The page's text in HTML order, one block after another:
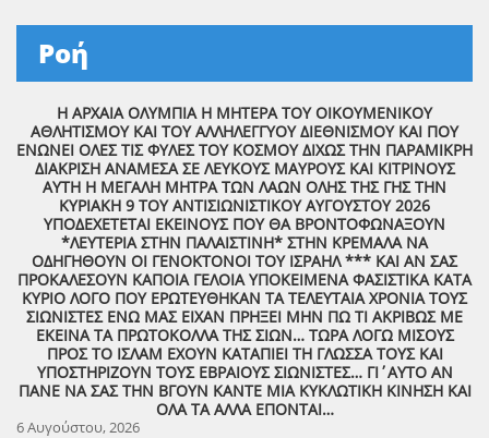
Ροή
Η ΑΡΧΑΙΑ ΟΛΥΜΠΙΑ Η ΜΗΤΕΡΑ ΤΟΥ ΟΙΚΟΥΜΕΝΙΚΟΥ
ΑΘΛΗΤΙΣΜΟΥ ΚΑΙ ΤΟΥ ΑΛΛΗΛΕΓΓΥΟΥ ΔΙΕΘΝΙΣΜΟΥ ΚΑΙ ΠΟΥ
ΕΝΩΝΕΙ ΟΛΕΣ ΤΙΣ ΦΥΛΕΣ ΤΟΥ ΚΟΣΜΟΥ ΔΙΧΩΣ ΤΗΝ ΠΑΡΑΜΙΚΡΗ
ΔΙΑΚΡΙΣΗ ΑΝΑΜΕΣΑ ΣΕ ΛΕΥΚΟΥΣ ΜΑΥΡΟΥΣ ΚΑΙ ΚΙΤΡΙΝΟΥΣ
ΑΥΤΗ Η ΜΕΓΑΛΗ ΜΗΤΡΑ ΤΩΝ ΛΑΩΝ ΟΛΗΣ ΤΗΣ ΓΗΣ ΤΗΝ
ΚΥΡΙΑΚΗ 9 ΤΟΥ ΑΝΤΙΣΙΩΝΙΣΤΙΚΟΥ ΑΥΓΟΥΣΤΟΥ 2026
ΥΠΟΔΕΧΕΤΕΤΑΙ ΕΚΕΙΝΟΥΣ ΠΟΥ ΘΑ ΒΡΟΝΤΟΦΩΝΑΞΟΥΝ
*ΛΕΥΤΕΡΙΑ ΣΤΗΝ ΠΑΛΑΙΣΤΙΝΗ* ΣΤΗΝ ΚΡΕΜΑΛΑ ΝΑ
ΟΔΗΓΗΘΟΥΝ ΟΙ ΓΕΝΟΚΤΟΝΟΙ ΤΟΥ ΙΣΡΑΗΛ *** ΚΑΙ ΑΝ ΣΑΣ
ΠΡΟΚΑΛΕΣΟΥΝ ΚΑΠΟΙΑ ΓΕΛΟΙΑ ΥΠΟΚΕΙΜΕΝΑ ΦΑΣΙΣΤΙΚΑ ΚΑΤΑ
ΚΥΡΙΟ ΛΟΓΟ ΠΟΥ ΕΡΩΤΕΥΘΗΚΑΝ ΤΑ ΤΕΛΕΥΤΑΙΑ ΧΡΟΝΙΑ ΤΟΥΣ
ΣΙΩΝΙΣΤΕΣ ΕΝΩ ΜΑΣ ΕΙΧΑΝ ΠΡΗΞΕΙ ΜΗΝ ΠΩ ΤΙ ΑΚΡΙΒΩΣ ΜΕ
ΕΚΕΙΝΑ ΤΑ ΠΡΩΤΟΚΟΛΛΑ ΤΗΣ ΣΙΩΝ… ΤΩΡΑ ΛΟΓΩ ΜΙΣΟΥΣ
ΠΡΟΣ ΤΟ ΙΣΛΑΜ ΕΧΟΥΝ ΚΑΤΑΠΙΕΙ ΤΗ ΓΛΩΣΣΑ ΤΟΥΣ ΚΑΙ
ΥΠΟΣΤΗΡΙΖΟΥΝ ΤΟΥΣ ΕΒΡΑΙΟΥΣ ΣΙΩΝΙΣΤΕΣ… ΓΙ΄ΑΥΤΟ ΑΝ
ΠΑΝΕ ΝΑ ΣΑΣ ΤΗΝ ΒΓΟΥΝ ΚΑΝΤΕ ΜΙΑ ΚΥΚΛΩΤΙΚΗ ΚΙΝΗΣΗ ΚΑΙ
ΟΛΑ ΤΑ ΑΛΛΑ ΕΠΟΝΤΑΙ…
6 Αυγούστου, 2026